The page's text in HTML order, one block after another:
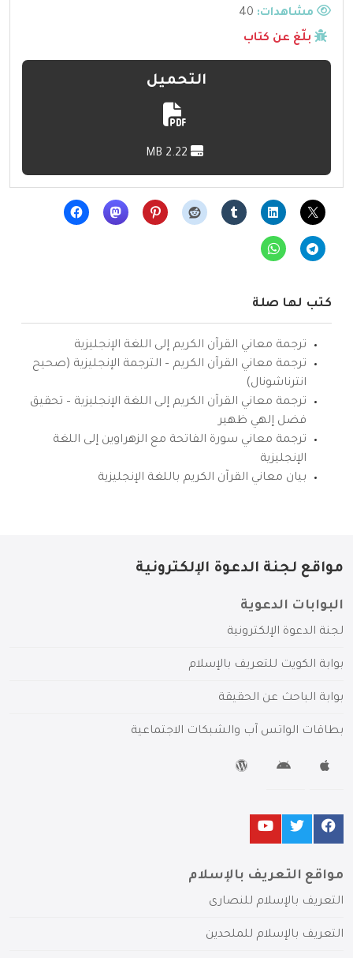
مشاهدات:
بلّغ عن كتاب
التحميل
كتب لها صلة
ترجمة معاني القرآن الكريم إلى اللغة الإنجليزية
ترجمة معاني القرآن الكريم – الترجمة الإنجليزية (صحيح
انترناشونال)
ترجمة معاني القرآن الكريم إلى اللغة الإنجليزية – تحقيق
فضل إلهي ظهير
ترجمة معاني سورة الفاتحة مع الزهراوين إلى اللغة
الإنجليزية
بيان معاني القرآن الكريم باللغة الإنجليزية
مواقع لجنة الدعوة الإلكترونية
البوابات الدعوية
لجنة الدعوة الإلكترونية
بوابة الكويت للتعريف بالإسلام
بوابة الباحث عن الحقيقة
بطاقات الواتس آب والشبكات الاجتماعية
مواقع التعريف بالإسلام
التعريف بالإسلام للنصارى
التعريف بالإسلام للملحدين